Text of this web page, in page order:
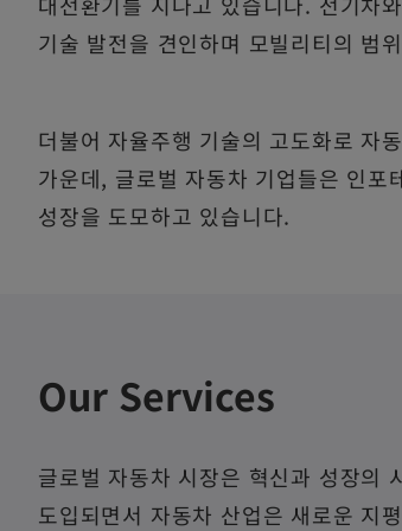
기술 발전을 견인하며 모빌리티의 범
더불어 자율주행 기술의 고도화로 자
가운데, 글로벌 자동차 기업들은 인포
성장을 도모하고 있습니다.
Our Services
글로벌 자동차 시장은 혁신과 성장의
도입되면서 자동차 산업은 새로운 지